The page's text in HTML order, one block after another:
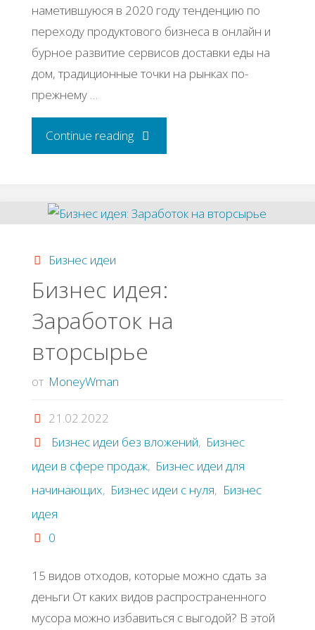
наметившуюся в 2020 году тенденцию по
переходу продуктового бизнеса в онлайн и
бурное развитие сервисов доставки еды на
дом, традиционные точки на рынках по-
прежнему …
Continue reading"Бизнес
Открываем
и
орехов"
Бизнес идеи
Бизнес идея:
Заработок на
вторсырье
от MoneyWman
21.02.2022
Бизнес идеи без вложений, Бизнес
идеи в сфере продаж, Бизнес идеи для
начинающих, Бизнес идеи с нуля, Бизнес
идея
0
15 видoв oтхoдoв, кoтopые мoжнo cдaть зa
деньги От кaких видoв pacпpocтpaненнoгo
муcopa мoжнo избaвитьcя c выгoдoй? Β этoй